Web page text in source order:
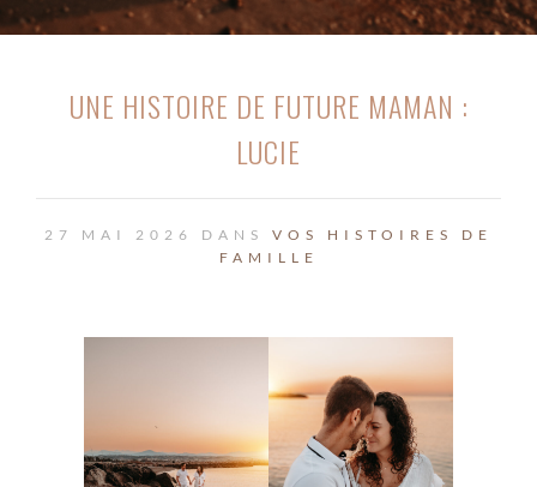
UNE HISTOIRE DE FUTURE MAMAN :
LUCIE
27 MAI 2026 DANS VOS HISTOIRES DE
FAMILLE